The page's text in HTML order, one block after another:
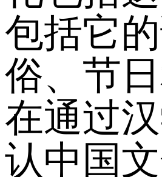
包括它
俗、节
在通过
认中国